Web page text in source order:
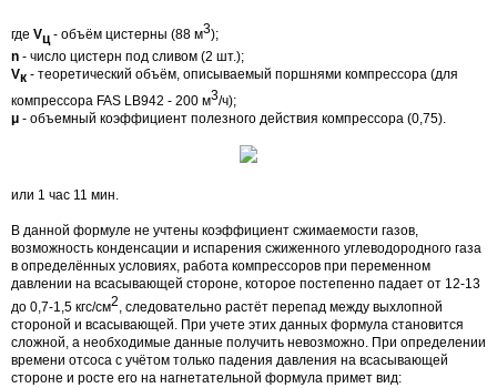
где Vц - объём цистерны (88 м3);
n - число цистерн под сливом (2 шт.);
Vк - теоретический объём, описываемый поршнями компрессора (для
компрессора FAS LB942 - 200 м3/ч);
μ - объемный коэффициент полезного действия компрессора (0,75).
или 1 час 11 мин.
В данной формуле не учтены коэффициент сжимаемости газов,
возможность конденсации и испарения сжиженного углеводородного газа
в определённых условиях, работа компрессоров при переменном
давлении на всасывающей стороне, которое постепенно падает от 12-13
до 0,7-1,5 кгс/см2, следовательно растёт перепад между выхлопной
стороной и всасывающей. При учете этих данных формула становится
сложной, а необходимые данные получить невозможно. При определении
времени отсоса с учётом только падения давления на всасывающей
стороне и росте его на нагнетательной формула примет вид: